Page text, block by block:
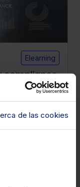
de las cookies
Elearning
compliance